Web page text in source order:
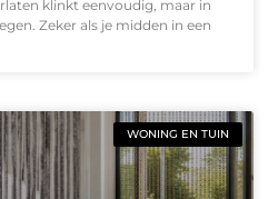
klinkt eenvoudig, maar in
Zeker als je midden in een
WONING EN TUIN